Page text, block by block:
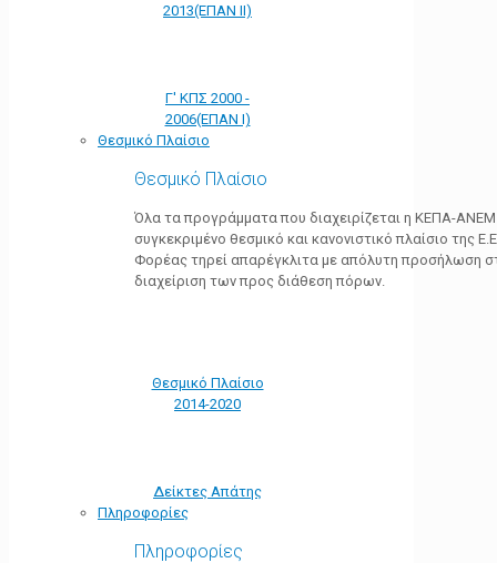
2013(ΕΠΑΝ ΙΙ)
Γ' ΚΠΣ 2000 -
2006(ΕΠΑΝ Ι)
Θεσμικό Πλαίσιο
Θεσμικό Πλαίσιο
Όλα τα προγράμματα που διαχειρίζεται η ΚΕΠΑ-
συγκεκριμένο θεσμικό και κανονιστικό πλαίσιο της
Φορέας τηρεί απαρέγκλιτα με απόλυτη προσήλωση
διαχείριση των προς διάθεση πόρων.
Θεσμικό Πλαίσιο
2014-2020
Δείκτες Απάτης
Πληροφορίες
Πληροφορίες